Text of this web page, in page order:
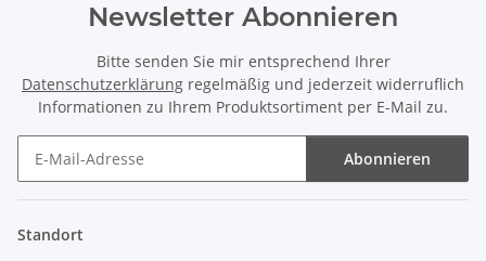
Newsletter Abonnieren
Bitte senden Sie mir entsprechend Ihrer
Datenschutzerklärung regelmäßig und jederzeit widerruflich
Informationen zu Ihrem Produktsortiment per E-Mail zu.
Abonnieren
Standort